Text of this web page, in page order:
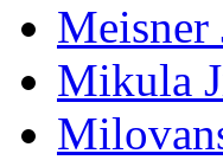
Meisner
Mikula